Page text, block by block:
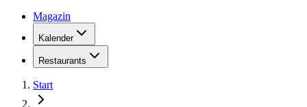
Magazin
Kalender
Restaurants
Start